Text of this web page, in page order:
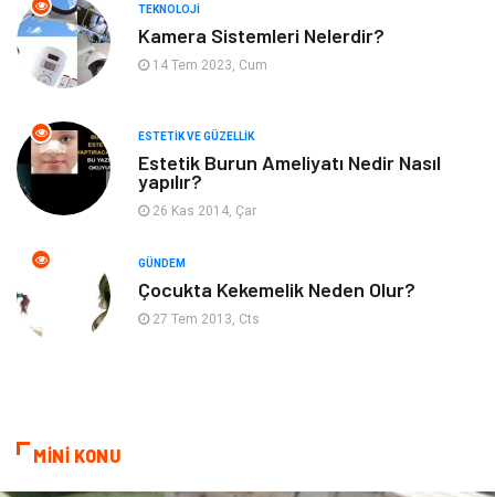
Kadın Hastalıkları Alternatif Tıp
Güzellik
Beslenme
Psikolojik Hastalıklar
Kanser
TEKNOLOJI
Kamera Sistemleri Nelerdir?
14 Tem 2023, Cum
ESTETIK VE GÜZELLIK
Estetik Burun Ameliyatı Nedir Nasıl
yapılır?
26 Kas 2014, Çar
GÜNDEM
Çocukta Kekemelik Neden Olur?
27 Tem 2013, Cts
MİNİ KONU